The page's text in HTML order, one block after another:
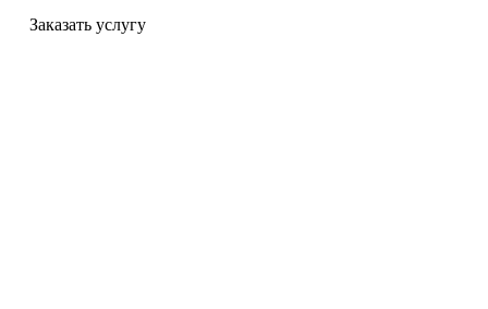
Заказать услугу